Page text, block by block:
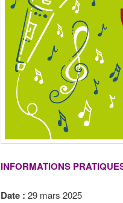
INFORMATIONS
Date : 29 mars 2025